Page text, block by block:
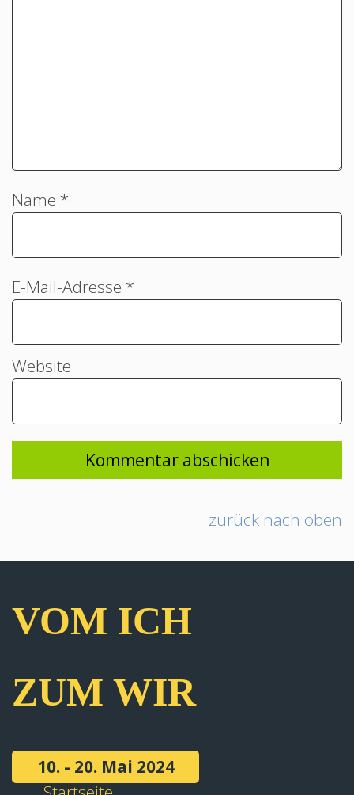
Name *
E-Mail-Adresse *
Website
zurück nach oben
VOM ICH
ZUM WIR
10. - 20. Mai 2024